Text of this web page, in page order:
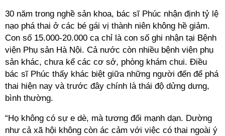
30 năm trong nghề sản khoa, bác sĩ Phúc nhận định tỷ lệ
nạo phá thai ở các bé gái vị thành niên không hề giảm.
Con số 15.000-20.000 ca chỉ là con số ghi nhận tại Bệnh
viện Phụ sản Hà Nội. Cả nước còn nhiều bệnh viện phụ
sản khác, chưa kể các cơ sở, phòng khám chui. Điều
bác sĩ Phúc thấy khác biệt giữa những người đến để phá
thai hiện nay và trước đây chính là thái độ dửng dưng,
bình thường.
“Họ không có sự e dè, mà tương đối mạnh dạn. Dường
như cả xã hội không còn ác cảm với việc có thai ngoài ý